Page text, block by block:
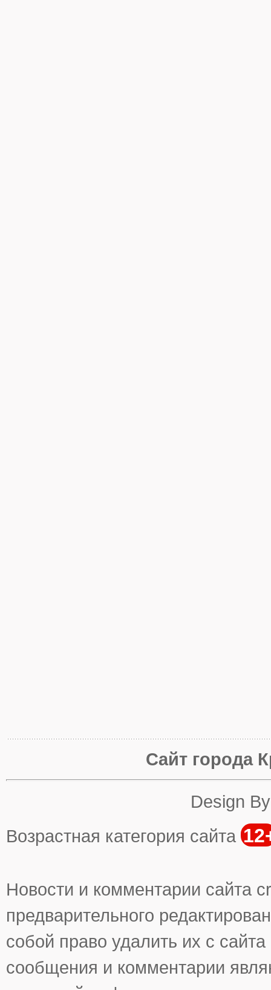
Сайт города
Design
Возрастная категория сайта
Новости и комментарии сайта
предварительного
собой право удалить их с
сообщения и комментарии